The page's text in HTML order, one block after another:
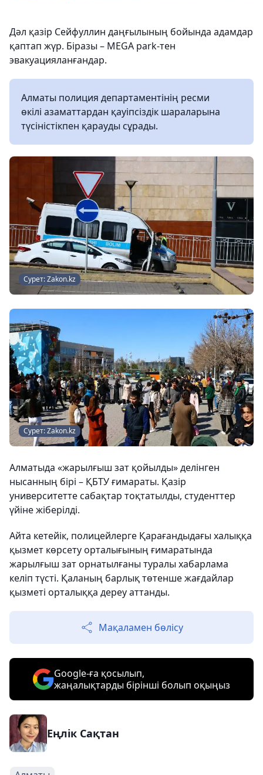
Дәл қазір Сейфуллин даңғылының бойында адамдар
қаптап жүр. Біразы – MEGA park-тен
эвакуацияланғандар.
Алматы полиция департаментінің ресми
өкілі азаматтардан қауіпсіздік шараларына
түсіністікпен қарауды сұрады.
Сурет: Zakon.kz
Сурет: Zakon.kz
Алматыда «жарылғыш зат қойылды» делінген
нысанның бірі – ҚБТУ ғимараты. Қазір
университетте сабақтар тоқтатылды, студенттер
үйіне жіберілді.
Айта кетейік, полицейлерге Қарағандыдағы халыққа
қызмет көрсету орталығының ғимаратында
жарылғыш зат орнатылғаны туралы хабарлама
келіп түсті. Қаланың барлық төтенше жағдайлар
қызметі орталыққа дереу аттанды.
Мақаламен бөлісу
Google-ға қосылып,
жаңалықтарды бірінші болып оқыңыз
Еңлік Сақтан